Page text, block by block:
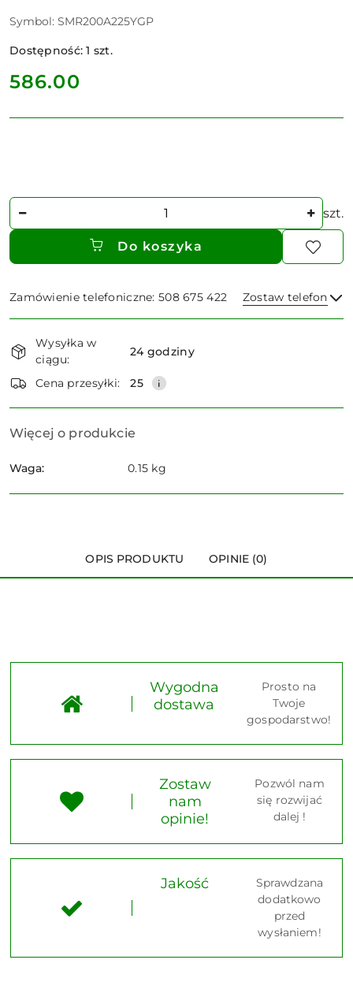
Symbol: SMR200A225YGP
Dostępność:1 szt.
cena:
586.00
Ilość szt.
Do koszyka
Zamówienie telefoniczne: 508 675 422 Zostaw telefon
i
dostawa
Wysyłka w
ciągu:
24 godziny
Cena przesyłki: 25
Więcej o produkcie
Waga: 0.15 kg
OPIS PRODUKTU OPINIE (0)
Wygodna
dostawa
Prosto na
Twoje
gospodarstwo!
Zostaw
nam
opinie!
Pozwól nam
się rozwijać
dalej !
Jakość
Sprawdzana
dodatkowo
przed
wysłaniem!